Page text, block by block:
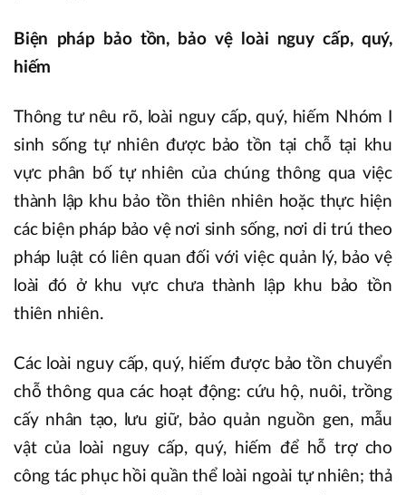
Biện pháp bảo tồn, bảo vệ loài nguy cấp, quý,
hiếm
Thông tư nêu rõ, loài nguy cấp, quý, hiếm Nhóm I
sinh sống tự nhiên được bảo tồn tại chỗ tại khu
vực phân bố tự nhiên của chúng thông qua việc
thành lập khu bảo tồn thiên nhiên hoặc thực hiện
các biện pháp bảo vệ nơi sinh sống, nơi di trú theo
pháp luật có liên quan đối với việc quản lý, bảo vệ
loài đó ở khu vực chưa thành lập khu bảo tồn
thiên nhiên.
Các loài nguy cấp, quý, hiếm được bảo tồn chuyển
chỗ thông qua các hoạt động: cứu hộ, nuôi, trồng
cấy nhân tạo, lưu giữ, bảo quản nguồn gen, mẫu
vật của loài nguy cấp, quý, hiếm để hỗ trợ cho
công tác phục hồi quần thể loài ngoài tự nhiên; thả